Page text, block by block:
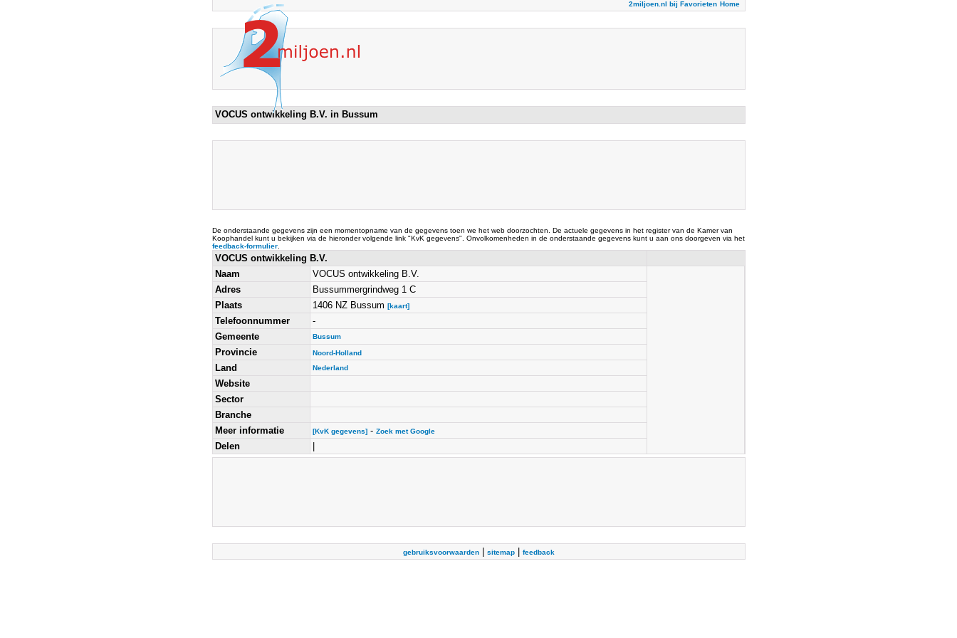
2miljoen.nl bij Favorieten Home
VOCUS ontwikkeling B.V. in Bussum
De onderstaande gegevens zijn een momentopname van de gegevens toen we het web doorzochten. De actuele gegevens in het register van de Kamer van
Koophandel kunt u bekijken via de hieronder volgende link "KvK gegevens". Onvolkomenheden in de onderstaande gegevens kunt u aan ons doorgeven via het
feedback-formulier.
VOCUS ontwikkeling B.V.
Naam
VOCUS ontwikkeling B.V.
Adres
Bussummergrindweg 1 C
Plaats
1406 NZ Bussum [kaart]
Telefoonnummer
-
Gemeente
Bussum
Provincie Noord-Holland
Land Nederland
Website
Sector
Branche
Meer informatie
[KvK gegevens]- Zoek met Google
Delen
gebruiksvoorwaarden| sitemap| feedback